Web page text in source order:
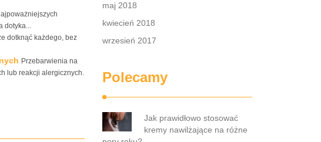
dotyka...
dotknąć każdego, bez
Przebarwienia na
lub reakcji alergicznych.
maj 2018
kwiecień 2018
wrzesień 2017
Polecamy
Jak prawidłowo stosować
kremy nawilżające na różne